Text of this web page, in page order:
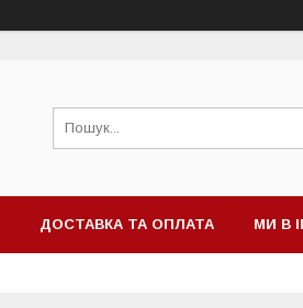
ДОСТАВКА ТА ОПЛАТА МИ В